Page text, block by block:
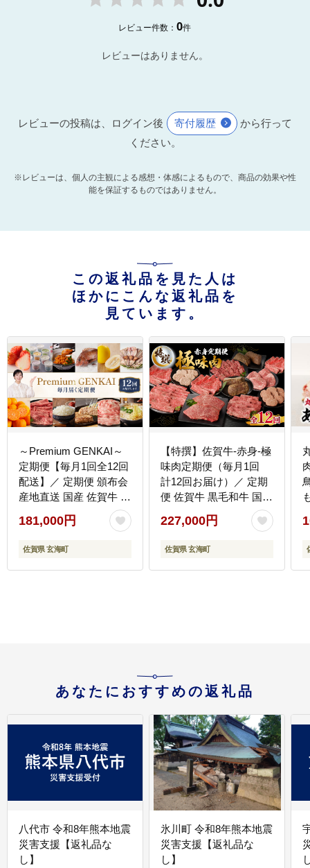
レビュー件数：0件
レビューはありません。
レビューの投稿は、ログイン後 寄付履歴
から行って
ください。
※レビューは、個人の主観による感想・体感によるもので、商品の効果や性
能を保証するものではありません。
この返礼品を見た人は
ほかにこんな返礼品を
見ています。
～Premium GENKAI～
定期便【毎月1回全12回
配送】／ 定期便 頒布会
産地直送 国産 佐賀牛 牛
肉 肉 真鯛 12ヵ月 果物
フルーツ キンショウメ
ロン 苺 いちご みかん
ちゃんぽん 米 新米 詰め
181,000円
佐賀県 玄海町
【特撰】佐賀牛-赤身-極
味肉定期便（毎月1回
計12回お届け）／ 定期
便 佐賀牛 黒毛和牛 国産
モモ ステーキ スライス
薄切り ハンバーグ ロー
ストビーフ 赤身 しゃぶ
肉 肉 A5 A4 セット 佐賀
227,000円
佐賀県 玄海町
あなたにおすすめの返礼品
八代市 令和8年熊本地震
災害支援【返礼品な
し】
氷川町 令和8年熊本地震
災害支援【返礼品な
し】